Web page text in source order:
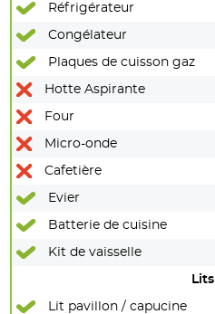
Réfrigérateur
Congélateur
Plaques de cuisson gaz
Hotte Aspirante
Four
Micro-onde
Cafetière
Evier
Batterie de cuisine
Kit de vaisselle
Lits
Lit pavillon / capucine